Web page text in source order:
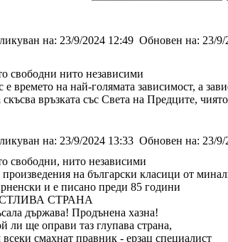
на: 23/9/2024 12:49 Обновен на: 23/9/
свободни нито независими
е времето на най-голямата зависимост, а
скъсва връзката със Света на Предците,
на: 23/9/2024 13:33 Обновен на: 23/9/
свободни, нито независими
на български класици от
и е писано преди 85 години
СТРАНА
държава! Продънена хазна!
ли ще оправи таз глупава страна,
смахнат правник - ерзац специалист